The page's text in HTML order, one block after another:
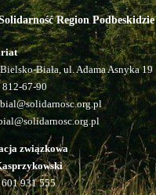
Region Podbeskidzie
Biała, ul. Adama Asnyka 19
812-67-90
związkowa
931 555